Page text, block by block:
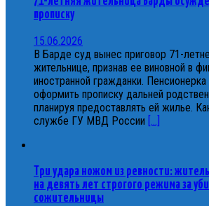
прописку
15.06.2026
В Барде суд вынес приговор 71-
жительнице, признав ее виновной в
иностранной гражданки. Пенсионерка
оформить прописку дальней
планируя предоставлять ей жилье.
службе ГУ МВД России [...]
Три удара ножом из ревности:
на девять лет строгого режима за
сожительницы